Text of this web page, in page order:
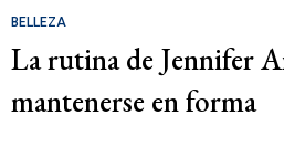
BELLEZA
La rutina de Jennifer
mantenerse en forma